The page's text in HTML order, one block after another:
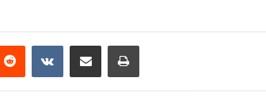
Reddit VKontakteShare via Email Print